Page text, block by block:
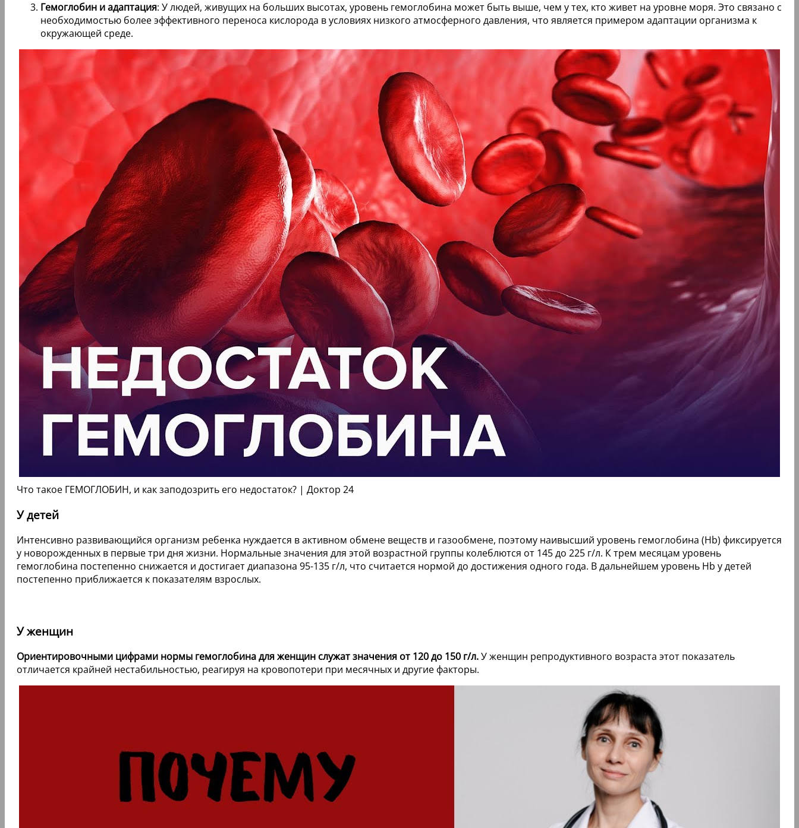
Гемоглобин и адаптация: У людей, живущих на больших высотах, уровень гемоглобина может быть выше, чем у тех, кто живет на уровне моря. Это связано с
необходимостью более эффективного переноса кислорода в условиях низкого атмосферного давления, что является примером адаптации организма к
окружающей среде.
Что такое ГЕМОГЛОБИН, и как заподозрить его недостаток? | Доктор 24
У детей
Интенсивно развивающийся организм ребенка нуждается в активном обмене веществ и газообмене, поэтому наивысший уровень гемоглобина (Hb) фиксируется
у новорожденных в первые три дня жизни. Нормальные значения для этой возрастной группы колеблются от 145 до 225 г/л. К трем месяцам уровень
гемоглобина постепенно снижается и достигает диапазона 95-135 г/л, что считается нормой до достижения одного года. В дальнейшем уровень Hb у детей
постепенно приближается к показателям взрослых.
У женщин
Ориентировочными цифрами нормы гемоглобина для женщин служат значения от 120 до 150 г/л.У женщин репродуктивного возраста этот показатель
отличается крайней нестабильностью, реагируя на кровопотери при месячных и другие факторы.